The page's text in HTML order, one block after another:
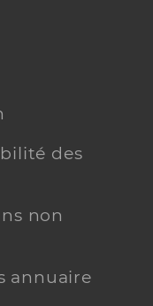
des
non
annuaire